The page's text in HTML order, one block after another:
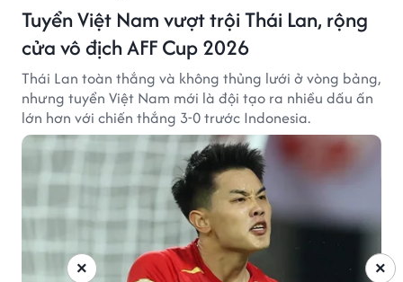
Tuyển Việt Nam vượt trội Thái Lan, rộng
cửa vô địch AFF Cup 2026
Thái Lan toàn thắng và không thủng lưới ở vòng bảng,
nhưng tuyển Việt Nam mới là đội tạo ra nhiều dấu ấn
lớn hơn với chiến thắng 3-0 trước Indonesia.
×
×